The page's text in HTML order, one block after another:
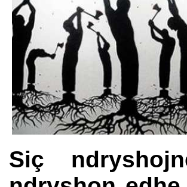
Siç